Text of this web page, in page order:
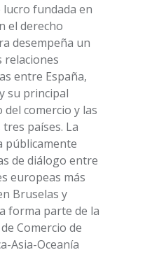
lucro fundada en
el derecho
desempeña un
relaciones
entre España,
su principal
comercio y las
países. La
públicamente
de diálogo entre
europeas más
Bruselas y
forma parte de la
Comercio de
Asia-Oceanía